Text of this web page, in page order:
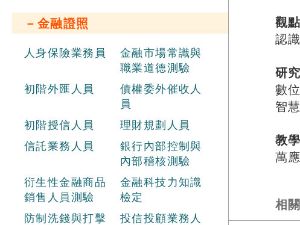
－金融證照
人身保險業務員
金融市場常識與
職業道德測驗
初階外匯人員
債權委外催收人
員
初階授信人員
理財規劃人員
信託業務人員
銀行內部控制與
內部稽核測驗
衍生性金融商品
銷售人員測驗
金融科技力知識
檢定
防制洗錢與打擊
投信投顧業務人
觀
認
研
數
智
教
萬
相